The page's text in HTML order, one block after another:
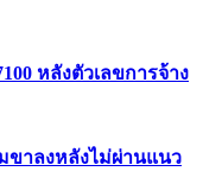
หลังตัวเลขการจ้าง
ขาลงหลังไม่ผ่านแนว